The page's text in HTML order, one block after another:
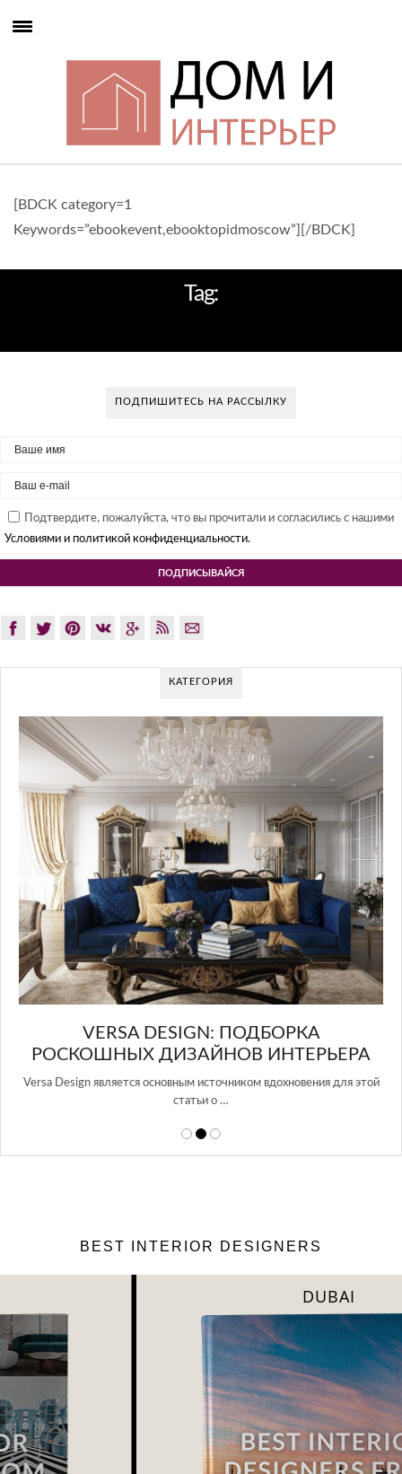
[BDCK category=1
Keywords=”ebookevent,ebooktopidmoscow”][/BDCK]
Tag:
ПОДПИШИТЕСЬ НА РАССЫЛКУ
Подтвердите, пожалуйста, что вы прочитали и согласились с нашими
Условиями и политикой конфиденциальности.
КАТЕГОРИЯ
для этой
GLAZOV DESIGN GROUP –
ПОДХОД К ДИЗАЙНУ
Glazov Design Group- это одна из лучших студий дизайна
в Росси…
BEST INTERIOR DESIGNERS